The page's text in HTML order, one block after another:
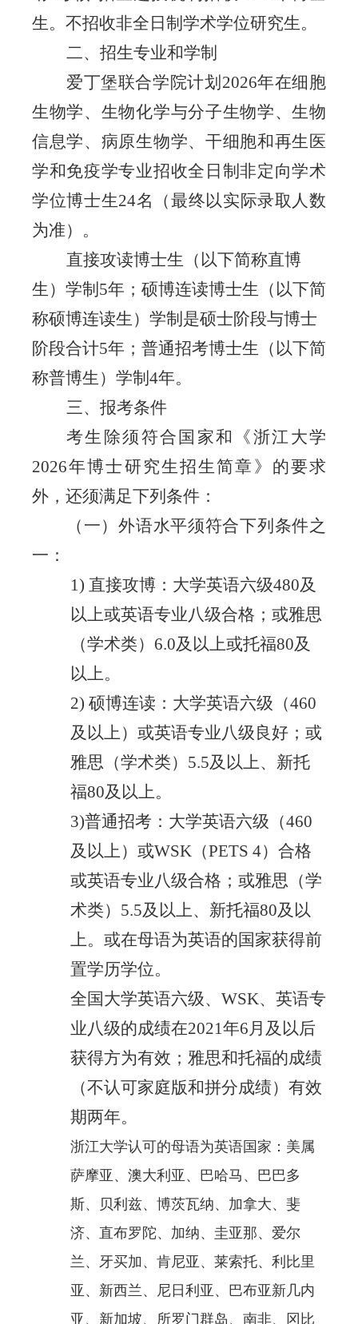
生。不招收非全日制学术学位研究生。
二、招生专业和学制
爱丁堡联合学院计划 2026年在细胞
生物学、生物化学与分子生物学、生物
信息学、病原生物学、干细胞和再生医
学和免疫学专业招收全日制非定向学术
学位博士生24名（最终以实际录取人数
为准）。
直接攻读博士生（以下简称直博
生） 学制 5年 ； 硕博连读博士生（以下简
称硕博连读生） 学制是硕士阶段与博士
阶段合计5年 ； 普通招考博士生（以下简
称普博生） 学制 4年。
三、报考条件
考生除须符合国家和《浙江大学
2026年博士研究生招生简章》的要求
外，还须满足下列条件：
（一）外语水平须符合下列条件之
一：
1) 直接攻博：大学英语六级480及
以上或英语专业八级合格；或雅思
（学术类）6.0及以上或托福80及
以上。
2) 硕博连读：大学英语六级（460
及以上）或英语专业八级良好；或
雅思（学术类）5.5及以上、新托
福80及以上。
3)普通招考：大学英语六级（460
及以上）或WSK（PETS 4）合格
或英语专业八级合格；或雅思（学
术类）5.5及以上、新托福80及以
上。或在母语为英语的国家获得前
置学历学位。
全国大学英语六级、 WSK、英语专
业八级的成绩在2021年6月及以后
获得方为有效；雅思和托福的成绩
（不认可家庭版和拼分成绩）有效
期两年。
浙江大学认可的母语为英语国家：美属
萨摩亚、澳大利亚、巴哈马、巴巴多
斯、贝利兹、博茨瓦纳、加拿大、斐
济、直布罗陀、加纳、圭亚那、爱尔
兰、牙买加、肯尼亚、莱索托、利比里
亚、新西兰、尼日利亚、巴布亚新几内
亚、新加坡、所罗门群岛、南非、冈比